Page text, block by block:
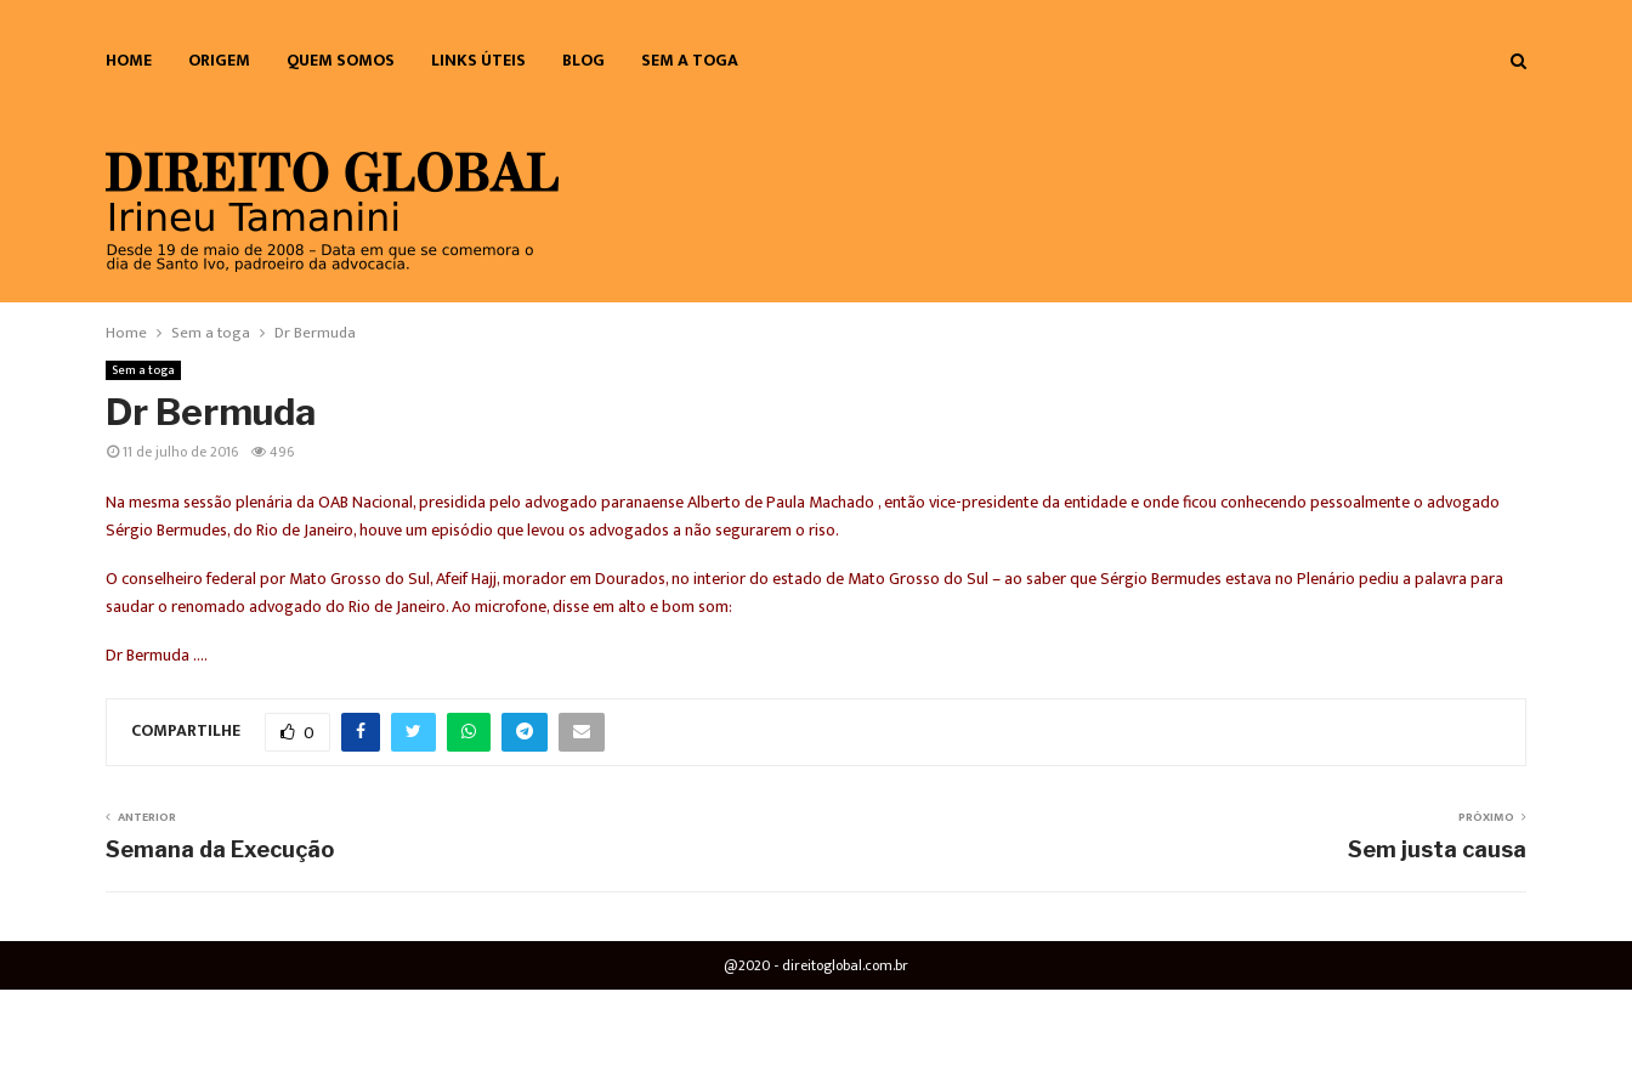
HOME ORIGEM QUEM SOMOS LINKS ÚTEIS BLOG SEM A TOGA
Home Sem a toga Dr Bermuda
Sem a toga
Dr Bermuda
11 de julho de 2016 496
Na mesma sessão plenária da OAB Nacional, presidida pelo advogado paranaense Alberto de Paula Machado , então vice-presidente da entidade e onde ficou conhecendo pessoalmente o advogado
Sérgio Bermudes, do Rio de Janeiro, houve um episódio que levou os advogados a não segurarem o riso.
O conselheiro federal por Mato Grosso do Sul, Afeif Hajj, morador em Dourados, no interior do estado de Mato Grosso do Sul – ao saber que Sérgio Bermudes estava no Plenário pediu a palavra para
saudar o renomado advogado do Rio de Janeiro. Ao microfone, disse em alto e bom som:
Dr Bermuda ….
COMPARTILHE 0
ANTERIOR
Semana da Execução
PRÓXIMO
Sem justa causa
@2020 - direitoglobal.com.br